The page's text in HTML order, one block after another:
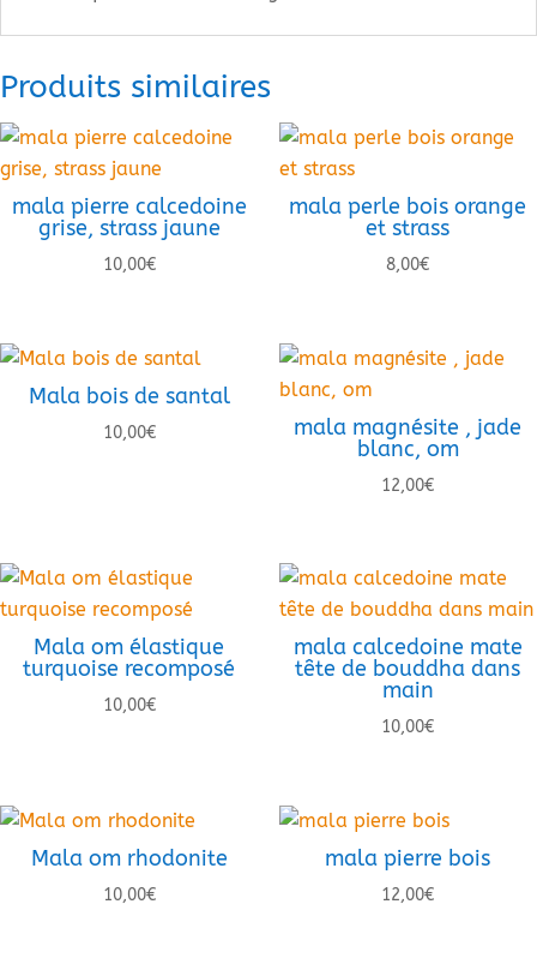
Produits similaires
mala pierre calcedoine
grise, strass jaune
10,00€
mala perle bois orange
et strass
8,00€
Mala bois de santal
10,00€
mala magnésite , jade
blanc, om
12,00€
Mala om élastique
turquoise recomposé
10,00€
mala calcedoine mate
tête de bouddha dans
main
10,00€
Mala om rhodonite
10,00€
mala pierre bois
12,00€